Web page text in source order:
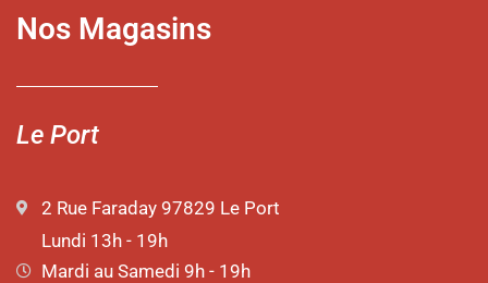
Nos Magasins
Le Port
2 Rue Faraday 97829 Le Port
Lundi 13h - 19h
Mardi au Samedi 9h - 19h